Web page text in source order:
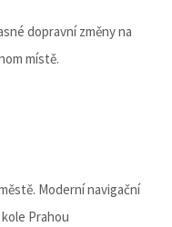
dopravní změny na
místě.
Moderní navigační
Prahou